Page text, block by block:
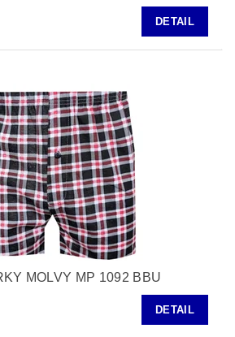
DETAIL
MOLVY MP 1092 BBU
DETAIL